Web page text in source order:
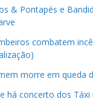
& Pontapés e
combatem
morre em queda
há concerto dos Táxi